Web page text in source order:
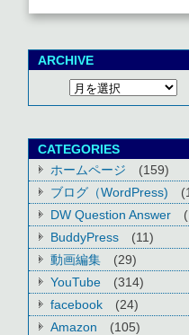
ARCHIVE
CATEGORIES
ホームページ
(159)
ブログ（WordPress)
DW Question Answer
BuddyPress
(11)
動画編集
(29)
YouTube
(314)
facebook
(24)
Amazon
(105)